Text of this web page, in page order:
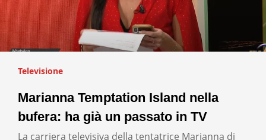
Televisione
Marianna Temptation Island nella
bufera: ha già un passato in TV
La carriera televisiva della tentatrice Marianna di